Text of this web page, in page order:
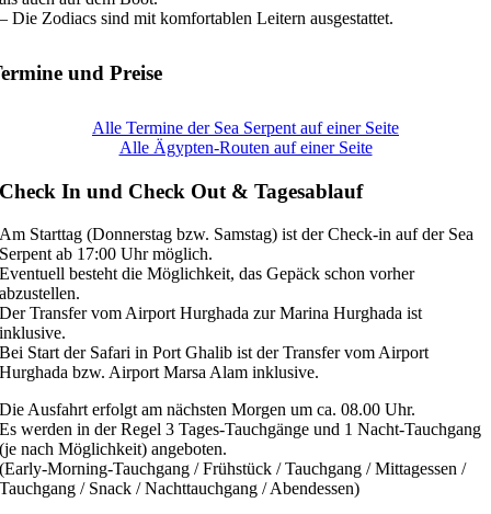
– Die Zodiacs sind mit komfortablen Leitern ausgestattet.
und Preise
Alle Termine der Sea Serpent auf einer Seite
Alle Ägypten-Routen auf einer Seite
Check In und Check Out & Tagesablauf
Am Starttag (Donnerstag bzw. Samstag) ist der Check-in auf der Sea
Serpent ab 17:00 Uhr möglich.
Eventuell besteht die Möglichkeit, das Gepäck schon vorher
abzustellen.
Der Transfer vom Airport Hurghada zur Marina Hurghada ist
inklusive.
Bei Start der Safari in Port Ghalib ist der Transfer vom Airport
Hurghada bzw. Airport Marsa Alam inklusive.
Die Ausfahrt erfolgt am nächsten Morgen um ca. 08.00 Uhr.
Es werden in der Regel 3 Tages-Tauchgänge und 1 Nacht-Tauchgang
(je nach Möglichkeit) angeboten.
(Early-Morning-Tauchgang / Frühstück / Tauchgang / Mittagessen /
Tauchgang / Snack / Nachttauchgang / Abendessen)